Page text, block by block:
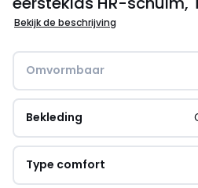
Bekijk de beschrijving
Omvormbaar
Bekleding
Type comfort